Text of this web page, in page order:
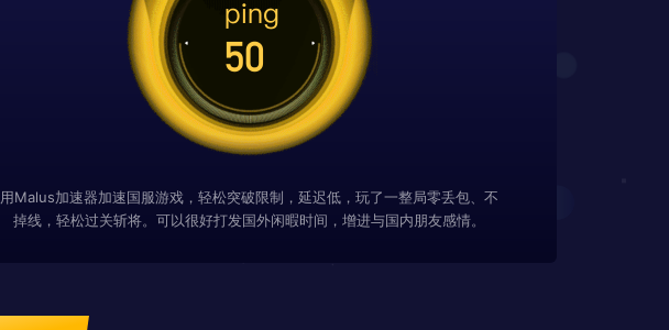
用Malus加速器加速国服游戏，轻松突破限制，延迟低，玩了一整局零丢包、不
掉线，轻松过关斩将。可以很好打发国外闲暇时间，增进与国内朋友感情。